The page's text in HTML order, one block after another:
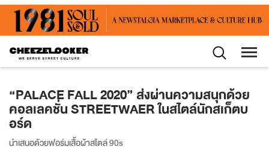
“PALACE FALL 2020” ส่งผ่านความสนุกด้วย
คอลเลคชั่น STREETWAER ในสไตล์นักสเก็ตบ
อร์ด
นำเสนอด้วยฟอร์มเสื้อผ้าสไตล์ 90s